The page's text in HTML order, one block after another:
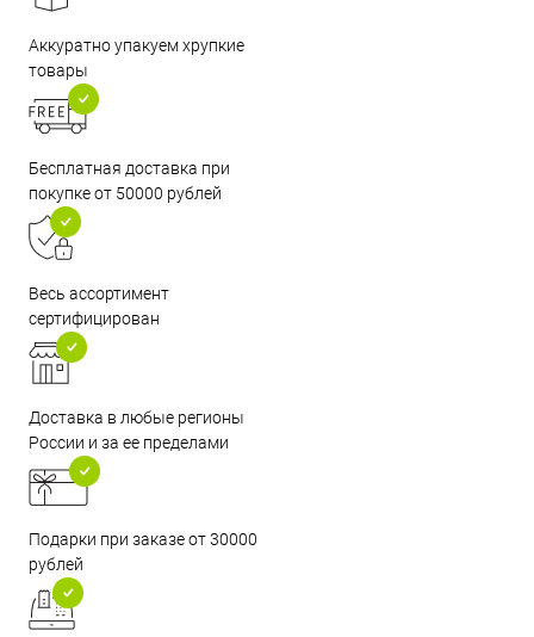
Аккуратно упакуем хрупкие
товары
Бесплатная доставка при
покупке от 50000 рублей
Весь ассортимент
сертифицирован
Доставка в любые регионы
России и за ее пределами
Подарки при заказе от 30000
рублей